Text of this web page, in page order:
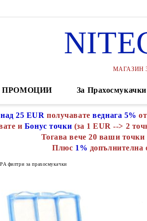
МАГАЗИН
ПРОМОЦИИ За Прахосмукачки
над 25 EUR получавате веднага 5%
и Бонус точки (за 1 EUR --> 2
Тогава вече 20 ваши
Плюс 1% допълнителна
филтри за прахосмукачки